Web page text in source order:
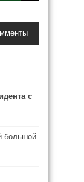
с
большой